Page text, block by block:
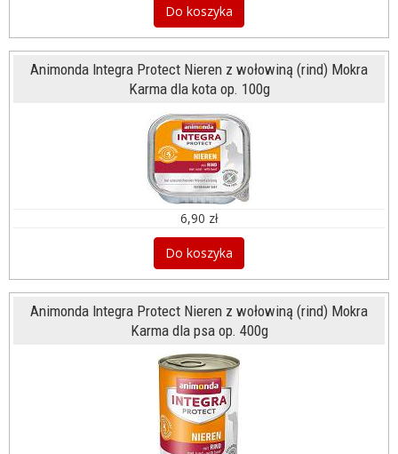
Do koszyka
Animonda Integra Protect Nieren z wołowiną (rind) Mokra
Karma dla kota op. 100g
6,90 zł
Do koszyka
Animonda Integra Protect Nieren z wołowiną (rind) Mokra
Karma dla psa op. 400g